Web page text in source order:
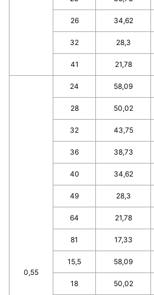
26 34,62
32 28,3
41 21,78
0,55
24 58,09
28 50,02
32 43,75
36 38,73
40 34,62
49 28,3
64 21,78
81 17,33
15,5 58,09
18 50,02